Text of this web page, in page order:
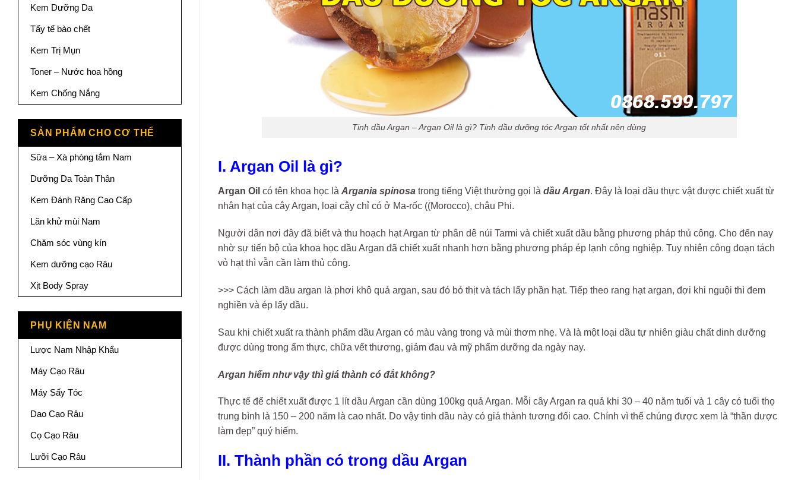
Kem Dưỡng Da
Tẩy tế bào chết
Kem Trị Mụn
Toner – Nước hoa hồng
Kem Chống Nắng
SẢN PHẨM CHO CƠ THỂ
Sữa – Xà phòng tắm Nam
Dưỡng Da Toàn Thân
Kem Đánh Răng Cao Cấp
Lăn khử mùi Nam
Chăm sóc vùng kín
Kem dưỡng cạo Râu
Xịt Body Spray
PHỤ KIỆN NAM
Lược Nam Nhập Khẩu
Máy Cạo Râu
Máy Sấy Tóc
Dao Cạo Râu
Cọ Cạo Râu
Lưỡi Cạo Râu
Tinh dầu Argan – Argan Oil là gì? Tinh dầu dưỡng tóc Argan tốt nhất nên dùng
I. Argan Oil là gì?
Argan Oil có tên khoa học là Argania spinosa trong tiếng Việt thường gọi là dầu Argan. Đây là loại dầu thực vật được chiết xuất từ
nhân hạt của cây Argan, loại cây chỉ có ở Ma-rốc ((Morocco), châu Phi.
Người dân nơi đây đã biết và thu hoạch hạt Argan từ phân dê núi Tarmi và chiết xuất dầu bằng phương pháp thủ công. Cho đến nay
nhờ sự tiến bộ của khoa học dầu Argan đã chiết xuất nhanh hơn bằng phương pháp ép lạnh công nghiệp. Tuy nhiên công đoạn tách
vỏ hạt thì vẫn cần làm thủ công.
>>> Cách làm dầu argan là phơi khô quả argan, sau đó bỏ thịt và tách lấy phần hạt. Tiếp theo rang hạt argan, đợi khi nguội thì đem
nghiền và ép lấy dầu.
Sau khi chiết xuất ra thành phẩm dầu Argan có màu vàng trong và mùi thơm nhẹ. Và là một loại dầu tự nhiên giàu chất dinh dưỡng
được dùng trong ẩm thực, chữa vết thương, giảm đau và mỹ phẩm dưỡng da ngày nay.
Argan hiếm như vậy thì giá thành có đắt không?
Thực tế để chiết xuất được 1 lít dầu Argan cần dùng 100kg quả Argan. Mỗi cây Argan ra quả khi 30 – 40 năm tuổi và 1 cây có tuổi thọ
trung bình là 150 – 200 năm là cao nhất. Do vậy tinh dầu này có giá thành tương đối cao. Chính vì thế chúng được xem là “thần dược
làm đẹp” quý hiếm.
II. Thành phần có trong dầu Argan